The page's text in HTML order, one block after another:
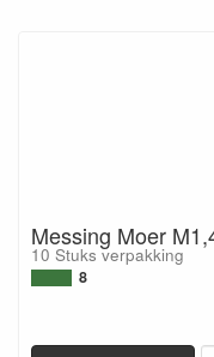
Messing Moer
10 Stuks verpakking
8